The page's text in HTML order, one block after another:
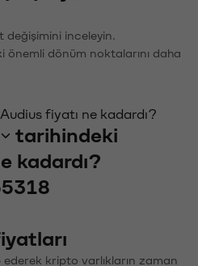
değişimini inceleyin.
önemli dönüm noktalarını daha
fiyatı ne kadardı?
tarihindeki
kadardı?
kripto varlıkların zaman